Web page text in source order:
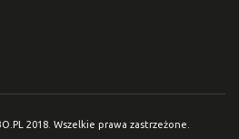
2018. Wszelkie prawa zastrzeżone.